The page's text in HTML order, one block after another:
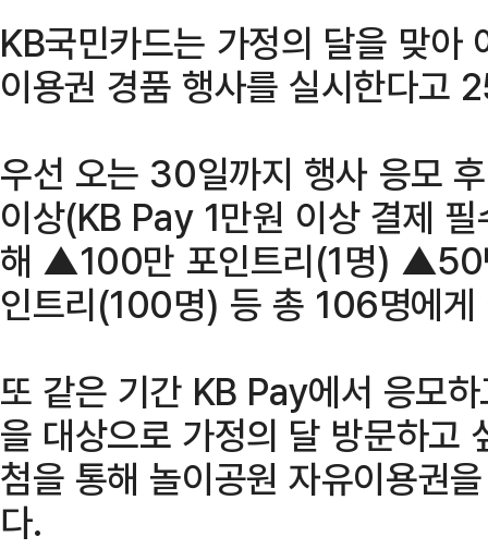
KB국민카드는 가정의 달을 맞아
이용권 경품 행사를 실시한다고
우선 오는 30일까지 행사 응모
이상(KB Pay 1만원 이상 결제
해 ▲100만 포인트리(1명)
인트리(100명) 등 총 106명에게
또 같은 기간 KB Pay에서 응모
을 대상으로 가정의 달 방문하고
첨을 통해 놀이공원 자유이용권
다.